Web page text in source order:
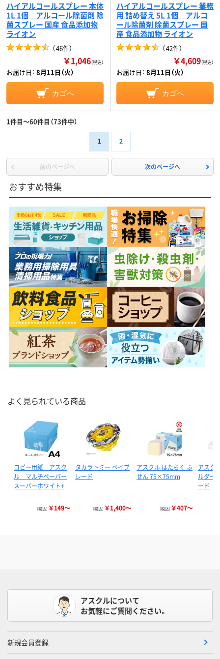
ハイアルコールスプレー 本体
1L 1個 アルコール除菌剤 除
菌スプレー 国産 食品添加物
ライオン
（46件）
￥1,046（税込）
お届け日： 8月11日（火）
カゴへ
ハイアルコールスプレー 業務
用 詰め替え 5L 1個 アルコ
ール除菌剤 除菌スプレー 国
産 食品添加物 ライオン
（42件）
￥4,609（税込）
お届け日： 8月11日（火）
カゴへ
1件目～60件目（73件中）
1 2
前のページへ 次のページへ
おすすめ特集
よく見られている商品
コピー用紙 アスク
ル マルチペーパー
スーパーホワイト+
（税込） ￥149～
タカラトミー ベイブ
レード
（税込） ￥1,400～
アスクル はたらく ふ
せん 75×75mm
（税込） ￥407～
アスク
ルダー
ード
アスクルについて
お気軽にご質問ください。
新規会員登録